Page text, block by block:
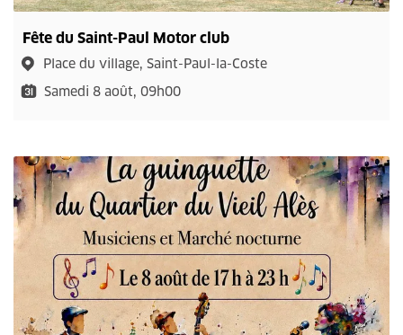
Fête du Saint-Paul Motor club
Place du village, Saint-Paul-la-Coste
Samedi 8 août, 09h00